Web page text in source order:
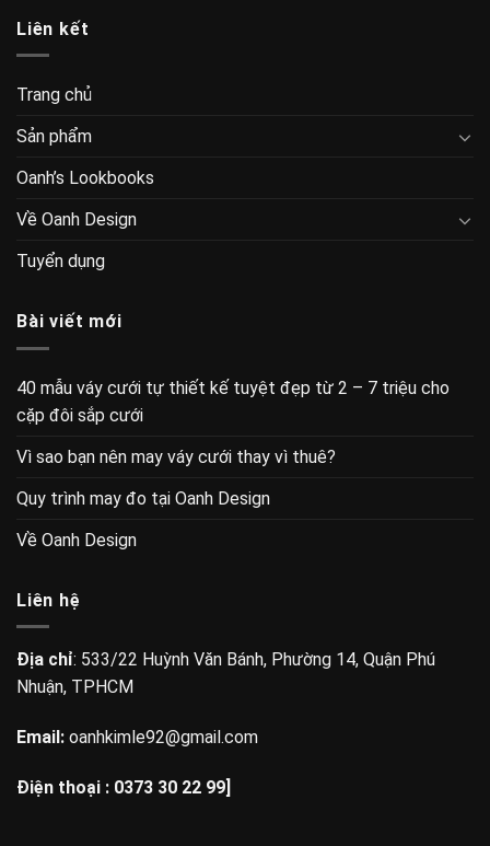
Liên kết
Trang chủ
Sản phẩm
Oanh’s Lookbooks
Về Oanh Design
Tuyển dụng
Bài viết mới
40 mẫu váy cưới tự thiết kế tuyệt đẹp từ 2 – 7 triệu cho
cặp đôi sắp cưới
Vì sao bạn nên may váy cưới thay vì thuê?
Quy trình may đo tại Oanh Design
Về Oanh Design
Liên hệ
Địa chỉ: 533/22 Huỳnh Văn Bánh, Phường 14, Quận Phú
Nhuận, TPHCM
Email: oanhkimle92@gmail.com
Điện thoại : 0373 30 22 99]